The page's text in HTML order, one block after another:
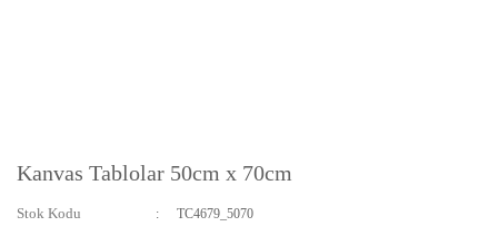
Kanvas Tablolar 50cm x 70cm
Stok Kodu TC4679_5070